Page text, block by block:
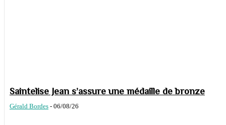
Saintelise Jean s’assure une médaille de bronze
Gérald Bordes - 06/08/26